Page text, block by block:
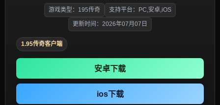
游戏类型：195传奇 支持平台：PC,安卓,iOS
更新时间：2026年07月07日
1.95传奇客户端
安卓下载
ios下载